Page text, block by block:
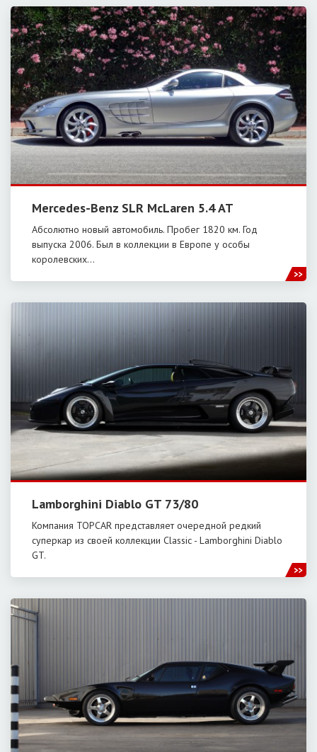
Mercedes-Benz SLR McLaren 5.4 AT
Абсолютно новый автомобиль. Пробег 1820 км. Год
выпуска 2006. Был в коллекции в Европе у особы
королевских…
Lamborghini Diablo GT 73/80
Компания TOPCAR представляет очередной редкий
суперкар из своей коллекции Classic - Lamborghini Diablo
GT.